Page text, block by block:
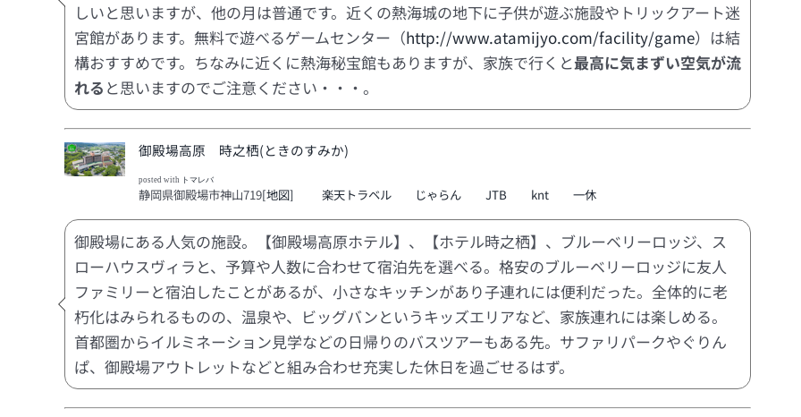
しいと思いますが、他の月は普通です。近くの熱海城の地下に子供が遊ぶ施設やトリックアート迷
宮館があります。無料で遊べるゲームセンター（http://www.atamijyo.com/facility/game）は結
構おすすめです。ちなみに近くに熱海秘宝館もありますが、家族で行くと最高に気まずい空気が流
れる と思いますのでご注意ください・・・。
御殿場高原 時之栖(ときのすみか)
posted with トマレバ
静岡県御殿場市神山719[地図] 楽天トラベル じゃらん JTB knt 一休
御殿場にある人気の施設。【御殿場高原ホテル】、【ホテル時之栖】、ブルーベリーロッジ、ス
ローハウスヴィラと、予算や人数に合わせて宿泊先を選べる。格安のブルーベリーロッジに友人
ファミリーと宿泊したことがあるが、小さなキッチンがあり子連れには便利だった。全体的に老
朽化はみられるものの、温泉や、ビッグバンというキッズエリアなど、家族連れには楽しめる。
首都圏からイルミネーション見学などの日帰りのバスツアーもある先。サファリパークやぐりん
ぱ、御殿場アウトレットなどと組み合わせ充実した休日を過ごせるはず。